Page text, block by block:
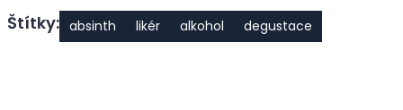
Štítky: absinth likér alkohol degustace